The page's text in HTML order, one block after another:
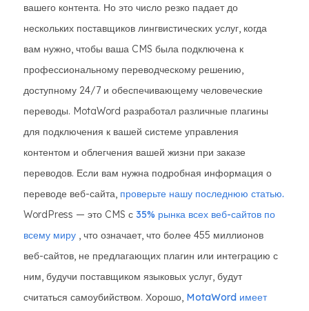
вашего контента. Но это число резко падает до
нескольких поставщиков лингвистических услуг, когда
вам нужно, чтобы ваша CMS была подключена к
профессиональному переводческому решению,
доступному 24/7 и обеспечивающему человеческие
переводы. MotaWord разработал различные плагины
для подключения к вашей системе управления
контентом и облегчения вашей жизни при заказе
переводов. Если вам нужна подробная информация о
переводе веб-сайта, проверьте нашу последнюю статью.
WordPress — это CMS с 35% рынка всех веб-сайтов по
всему миру , что означает, что более 455 миллионов
веб-сайтов, не предлагающих плагин или интеграцию с
ним, будучи поставщиком языковых услуг, будут
считаться самоубийством. Хорошо, MotaWord имеет